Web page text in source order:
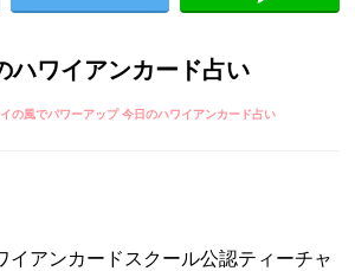
ハワイアンカード占い
の風でパワーアップ 今日のハワイアンカード占い
イアンカードスクール公認ティーチャ